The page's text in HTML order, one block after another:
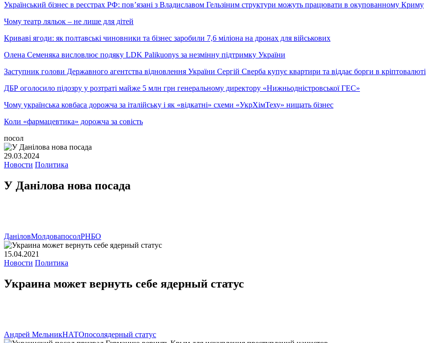
Український бізнес в реєстрах РФ: пов’язані з Владиславом Гельзіним структури можуть працювати в окупованному Криму
Чому театр ляльок – не лише для дітей
Криваві ягоди: як полтавські чиновники та бізнес заробили 7,6 міліона на дронах для військових
Олена Семеняка висловлює подяку LDK Palikuonys за незмінну підтримку України
Заступник голови Державного агентства відновлення України Сергій Сверба купує квартири та віддає борги в кріптовалюті
ДБР оголосило підозру у розтраті майже 5 млн грн генеральному директору «Нижньодністровської ГЕС»
Чому українська ковбаса дорожча за італійську і як «відкатні» схеми «УкрХімТеху» нищать бізнес
Коли «фармацевтика» дорожча за совість
посол
29.03.2024
Новости Политика
У Данілова нова посада
ДаніловМолдовапосолРНБО
15.04.2021
Новости Политика
Украина может вернуть себе ядерный статус
Андрей МельникНАТОпосолядерный статус